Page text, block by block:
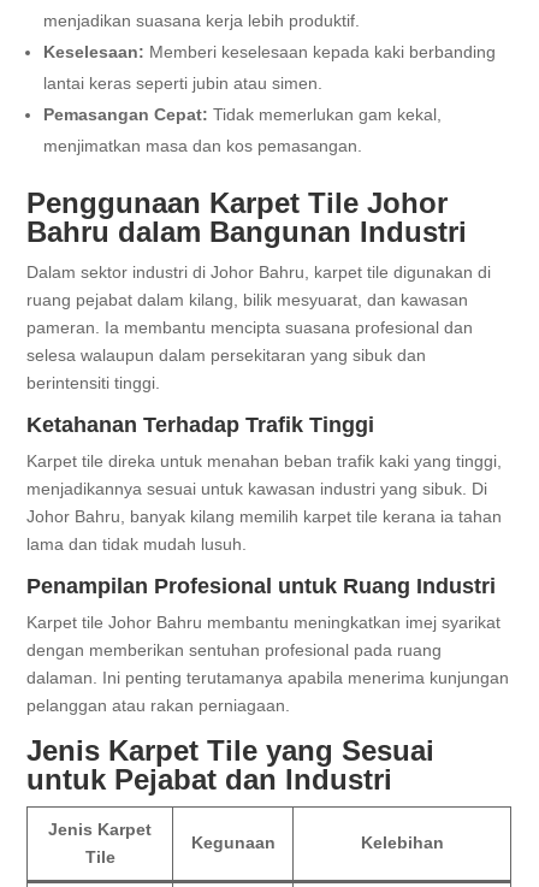
menjadikan suasana kerja lebih produktif.
Keselesaan: Memberi keselesaan kepada kaki berbanding
lantai keras seperti jubin atau simen.
Pemasangan Cepat: Tidak memerlukan gam kekal,
menjimatkan masa dan kos pemasangan.
Penggunaan Karpet Tile Johor
Bahru dalam Bangunan Industri
Dalam sektor industri di Johor Bahru, karpet tile digunakan di
ruang pejabat dalam kilang, bilik mesyuarat, dan kawasan
pameran. Ia membantu mencipta suasana profesional dan
selesa walaupun dalam persekitaran yang sibuk dan
berintensiti tinggi.
Ketahanan Terhadap Trafik Tinggi
Karpet tile direka untuk menahan beban trafik kaki yang tinggi,
menjadikannya sesuai untuk kawasan industri yang sibuk. Di
Johor Bahru, banyak kilang memilih karpet tile kerana ia tahan
lama dan tidak mudah lusuh.
Penampilan Profesional untuk Ruang Industri
Karpet tile Johor Bahru membantu meningkatkan imej syarikat
dengan memberikan sentuhan profesional pada ruang
dalaman. Ini penting terutamanya apabila menerima kunjungan
pelanggan atau rakan perniagaan.
Jenis Karpet Tile yang Sesuai
untuk Pejabat dan Industri
Jenis Karpet
Tile
Kegunaan Kelebihan